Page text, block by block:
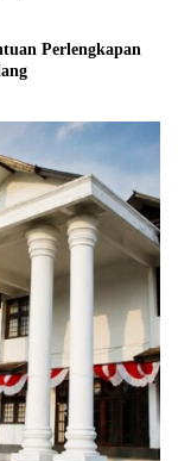
Perlengkapan